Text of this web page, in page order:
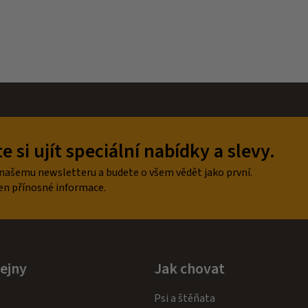
si ujít speciální nabídky a slevy.
newsletteru a budete o všem vědět jako první.
přínosné informace.
Jak chovat
Psi a štěňata